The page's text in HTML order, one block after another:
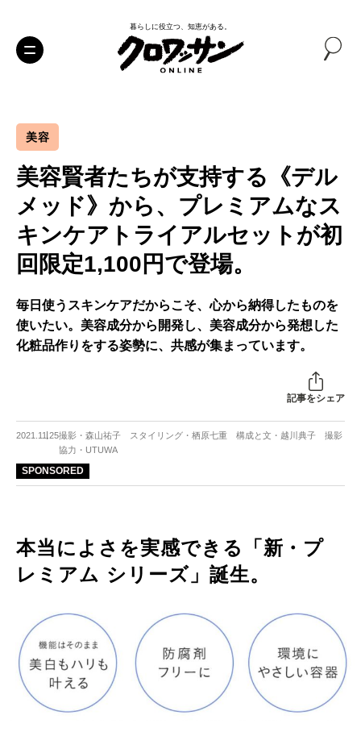
暮らしに役立つ、知恵がある。
美容
美容賢者たちが支持する《デル
メッド》から、プレミアムなス
キンケアトライアルセットが初
回限定1,100円で登場。
毎日使うスキンケアだからこそ、心から納得したものを
使いたい。美容成分から開発し、美容成分から発想した
化粧品作りをする姿勢に、共感が集まっています。
記事をシェア
2021.11.25撮影・森山祐子 スタイリング・栖原七重 構成と文・越川典子 撮影
協力・UTUWA
SPONSORED
本当によさを実感できる「新・プ
レミアム シリーズ」誕生。